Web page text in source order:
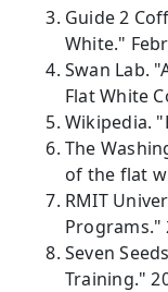
Guide 2
White."
Swan Lab.
Flat White
Wikipedia.
The
of the flat
RMIT
Programs."
Seven
Training."